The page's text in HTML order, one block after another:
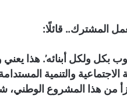
المشترك.. قائلًا:
بكل ولكل أبنائه’. هذا
والتنمية
من هذا المشروع الوطني،